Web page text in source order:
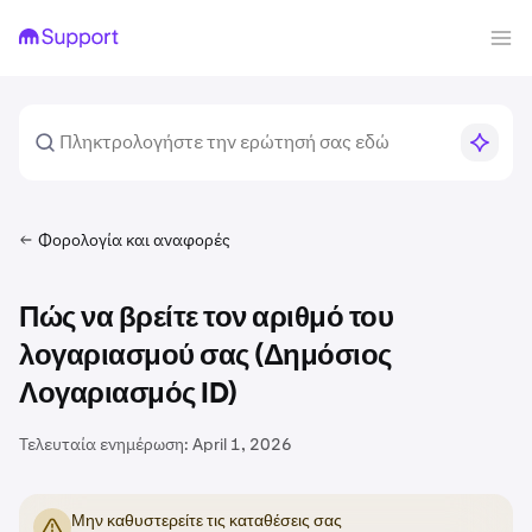
Φορολογία και αναφορές
Πώς να βρείτε τον αριθμό του
λογαριασμού σας (Δημόσιος
Λογαριασμός ID)
Τελευταία ενημέρωση: April 1, 2026
Μην καθυστερείτε τις καταθέσεις σας